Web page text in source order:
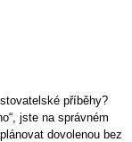
příběhy?
jste na správném
dovolenou bez